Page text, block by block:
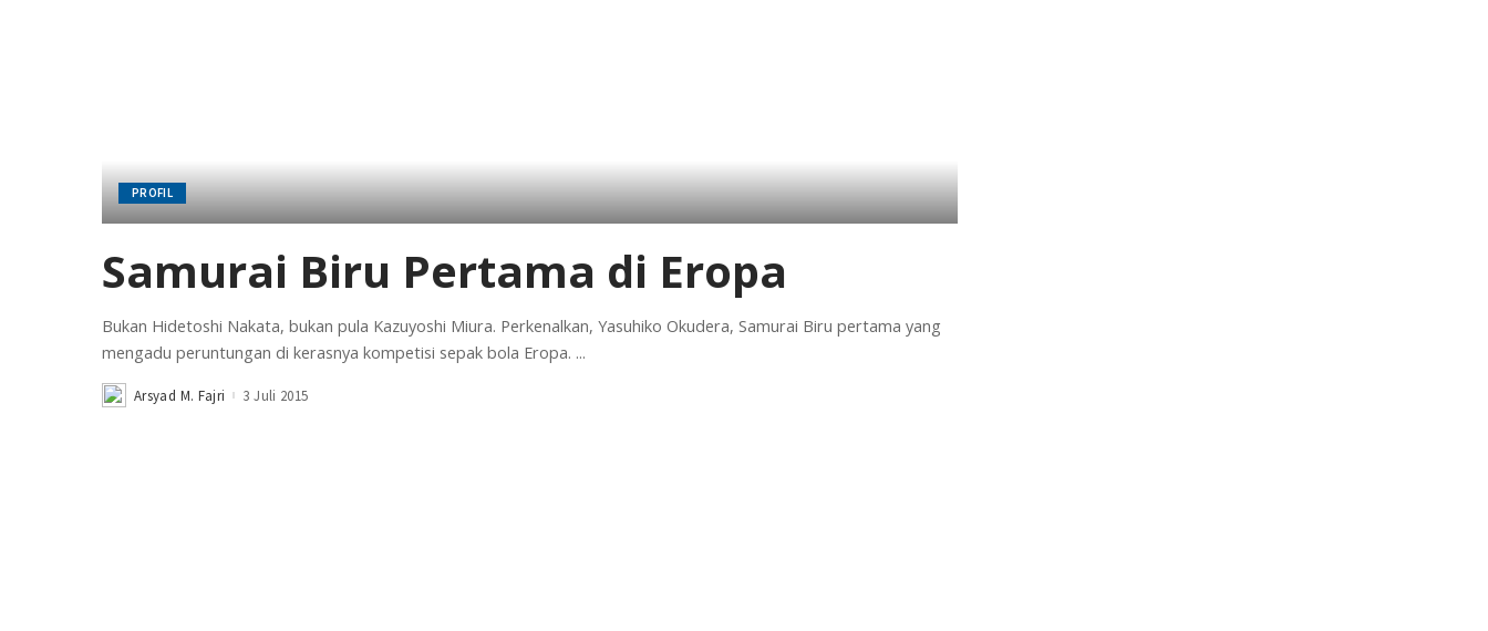
PROFIL
Samurai Biru Pertama di Eropa
Bukan Hidetoshi Nakata, bukan pula Kazuyoshi Miura. Perkenalkan, Yasuhiko Okudera, Samurai Biru pertama yang
mengadu peruntungan di kerasnya kompetisi sepak bola Eropa. ...
PostedArsyad M. Fajri 3 Juli 2015